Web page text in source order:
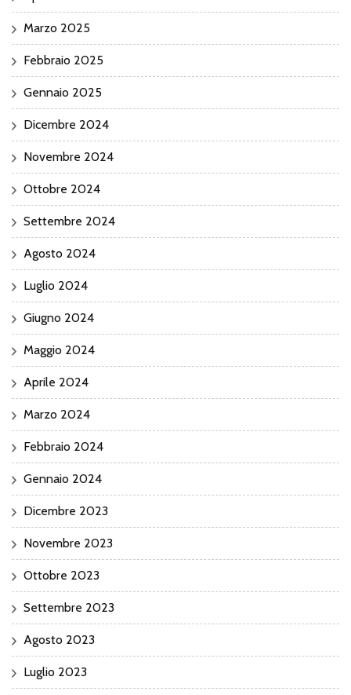
Marzo 2025
Febbraio 2025
Gennaio 2025
Dicembre 2024
Novembre 2024
Ottobre 2024
Settembre 2024
Agosto 2024
Luglio 2024
Giugno 2024
Maggio 2024
Aprile 2024
Marzo 2024
Febbraio 2024
Gennaio 2024
Dicembre 2023
Novembre 2023
Ottobre 2023
Settembre 2023
Agosto 2023
Luglio 2023